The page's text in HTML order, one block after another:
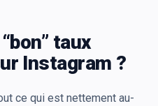
taux
Instagram ?
ce qui est nettement au-